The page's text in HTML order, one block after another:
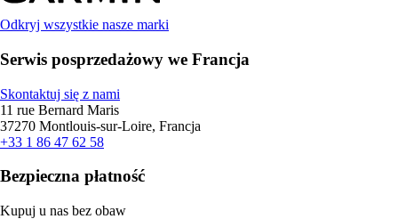
Odkryj wszystkie nasze marki
Serwis posprzedażowy we Francja
Skontaktuj się z nami
11 rue Bernard Maris
37270 Montlouis-sur-Loire, Francja
+33 1 86 47 62 58
Bezpieczna płatność
Kupuj u nas bez obaw